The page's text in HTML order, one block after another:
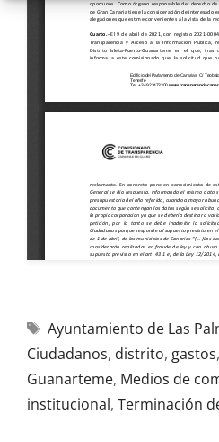
Ayuntamiento de Las
Ciudadanos, distrito, gastos,
Guanarteme, Medios de
institucional, Terminación